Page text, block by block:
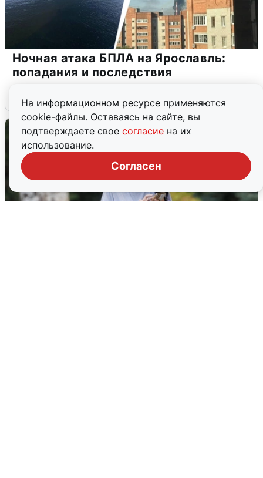
На информационном ресурсе применяются
cookie-файлы. Оставаясь на сайте, вы
подтверждаете свое согласие на их
использование.
Согласен
Ночная атака БПЛА на Ярославль:
попадания и последствия